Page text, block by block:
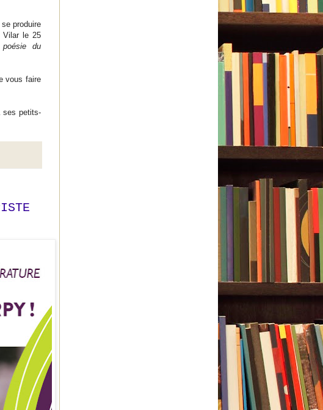
produire
Vilar le 25
du
vous faire
ses petits-